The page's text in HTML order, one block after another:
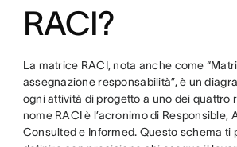
RACI?
La matrice RACI, nota anche come
assegnazione responsabilità”, è un
ogni attività di progetto a uno dei quattro
nome RACI è l’acronimo di Responsible,
Consulted e Informed. Questo schema ti